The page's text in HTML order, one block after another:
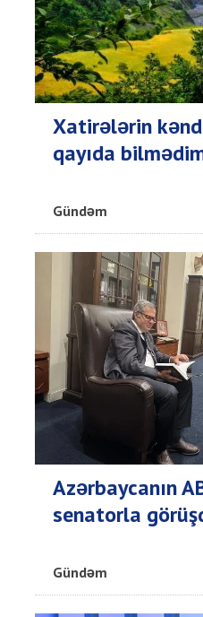
Xatirələrin
qayıda
Gündəm
Azərbaycanın
senatorla
Gündəm